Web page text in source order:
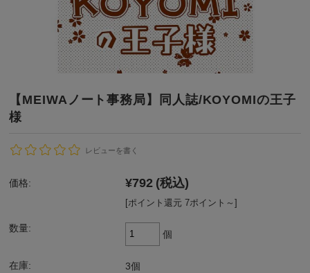
【MEIWAノート事務局】同人誌/KOYOMIの王子
様
レビューを書く
価格: ¥792 (税込)
[ポイント還元 7ポイント～]
数量:
個
在庫: 3個